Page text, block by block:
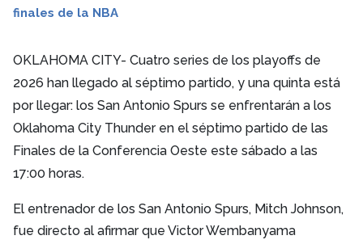
finales de la NBA
OKLAHOMA CITY- Cuatro series de los playoffs de
2026 han llegado al séptimo partido, y una quinta está
por llegar: los San Antonio Spurs se enfrentarán a los
Oklahoma City Thunder en el séptimo partido de las
Finales de la Conferencia Oeste este sábado a las
17:00 horas.
El entrenador de los San Antonio Spurs, Mitch Johnson,
fue directo al afirmar que Victor Wembanyama